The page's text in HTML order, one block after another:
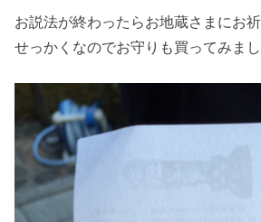
お説法が終わったらお地蔵さまにお祈
せっかくなのでお守りも買ってみま